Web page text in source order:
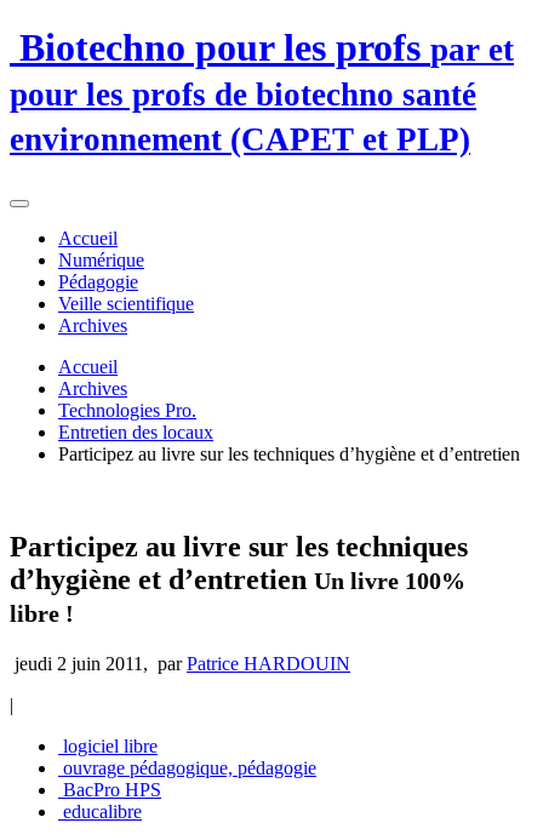
Biotechno pour les profs par et
pour les profs de biotechno santé
environnement (CAPET et PLP)
Accueil
Numérique
Pédagogie
Veille scientifique
Archives
Accueil
Archives
Technologies Pro.
Entretien des locaux
Participez au livre sur les techniques d’hygiène et d’entretien
Participez au livre sur les techniques
d’hygiène et d’entretien Un livre 100%
libre !
jeudi 2 juin 2011 , parPatrice HARDOUIN
|
logiciel libre
ouvrage pédagogique, pédagogie
BacPro HPS
educalibre